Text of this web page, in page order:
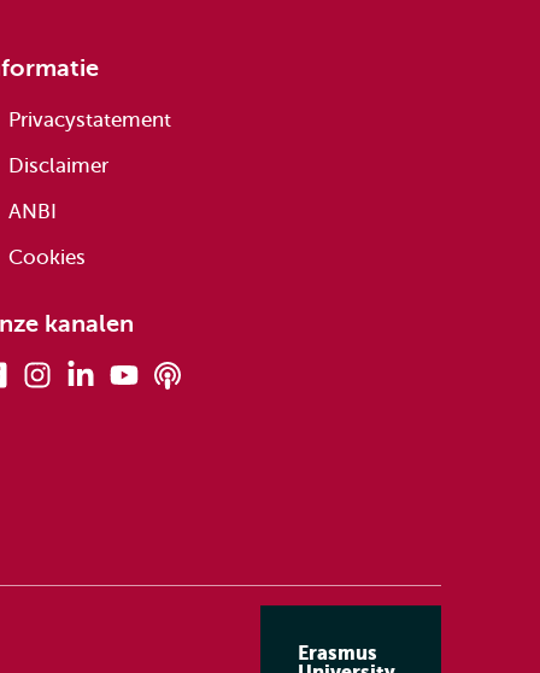
Privacystatement
Disclaimer
ANBI
Cookies
kanalen
FacebookInstagramLinkedinYoutube
Erasmus